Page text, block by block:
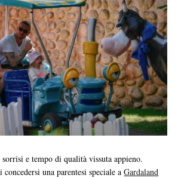
e tempo di qualità vissuta appieno.
concedersi una parentesi speciale aGardaland